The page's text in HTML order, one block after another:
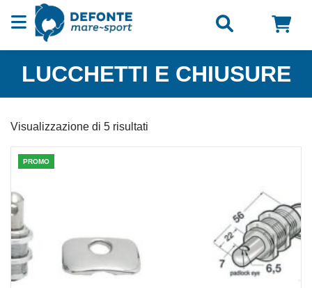
Vai al contenuto
LUCCHETTI E CHIUSURE
Visualizzazione di 5 risultati
PROMO